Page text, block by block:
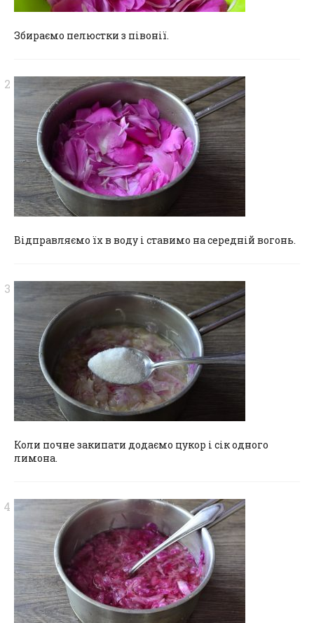
Збираємо пелюстки з півонії.
Відправляємо їх в воду і ставимо на середній вогонь.
Коли почне закипати додаємо цукор і сік одного
лимона.